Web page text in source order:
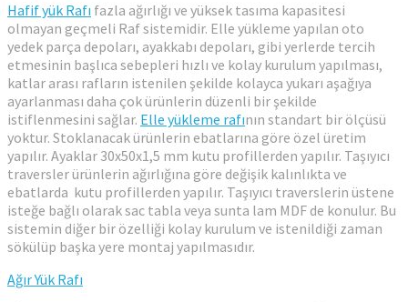
Hafif yük Rafı fazla ağırlığı ve yüksek tasıma kapasitesi
olmayan geçmeli Raf sistemidir. Elle yükleme yapılan oto
yedek parça depoları, ayakkabı depoları, gibi yerlerde tercih
etmesinin başlıca sebepleri hızlı ve kolay kurulum yapılması,
katlar arası rafların istenilen şekilde kolayca yukarı aşağıya
ayarlanması daha çok ürünlerin düzenli bir şekilde
istiflenmesini sağlar. Elle yükleme rafının standart bir ölçüsü
yoktur. Stoklanacak ürünlerin ebatlarına göre özel üretim
yapılır. Ayaklar 30x50x1,5 mm kutu profillerden yapılır. Taşıyıcı
traversler ürünlerin ağırlığına göre değişik kalınlıkta ve
ebatlarda kutu profillerden yapılır. Taşıyıcı traverslerin üstene
isteğe bağlı olarak sac tabla veya sunta lam MDF de konulur. Bu
sistemin diğer bir özelliği kolay kurulum ve istenildiği zaman
sökülüp başka yere montaj yapılmasıdır.
Ağır Yük Rafı